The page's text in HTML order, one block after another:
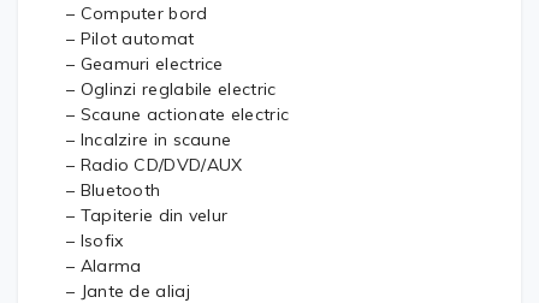
– Computer bord
– Pilot automat
– Geamuri electrice
– Oglinzi reglabile electric
– Scaune actionate electric
– Incalzire in scaune
– Radio CD/DVD/AUX
– Bluetooth
– Tapiterie din velur
– Isofix
– Alarma
– Jante de aliaj